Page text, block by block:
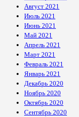
Август 2021
Июль 2021
Июнь 2021
Май 2021
Апрель 2021
Март 2021
Февраль 2021
Январь 2021
Декабрь 2020
Ноябрь 2020
Октябрь 2020
Сентябрь 2020